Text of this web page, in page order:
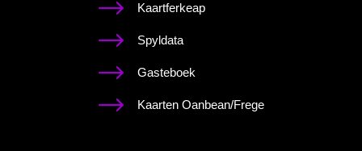
Kaartferkeap
Spyldata
Gasteboek
Kaarten Oanbean/Frege